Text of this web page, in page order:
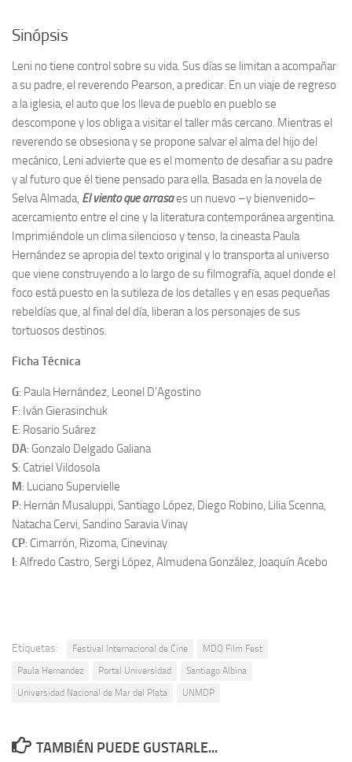
Sinópsis
Leni no tiene control sobre su vida. Sus días se limitan a acompañar
a su padre, el reverendo Pearson, a predicar. En un viaje de regreso
a la iglesia, el auto que los lleva de pueblo en pueblo se
descompone y los obliga a visitar el taller más cercano. Mientras el
reverendo se obsesiona y se propone salvar el alma del hijo del
mecánico, Leni advierte que es el momento de desafiar a su padre
y al futuro que él tiene pensado para ella. Basada en la novela de
Selva Almada, El viento que arrasaes un nuevo –y bienvenido–
acercamiento entre el cine y la literatura contemporánea argentina.
Imprimiéndole un clima silencioso y tenso, la cineasta Paula
Hernández se apropia del texto original y lo transporta al universo
que viene construyendo a lo largo de su filmografía, aquel donde el
foco está puesto en la sutileza de los detalles y en esas pequeñas
rebeldías que, al final del día, liberan a los personajes de sus
tortuosos destinos.
Ficha Técnica
G: Paula Hernández, Leonel D’Agostino
F: Iván Gierasinchuk
E: Rosario Suárez
DA: Gonzalo Delgado Galiana
S: Catriel Vildosola
M: Luciano Supervielle
P: Hernán Musaluppi, Santiago López, Diego Robino, Lilia Scenna,
Natacha Cervi, Sandino Saravia Vinay
CP: Cimarrón, Rizoma, Cinevinay
I: Alfredo Castro, Sergi López, Almudena González, Joaquín Acebo
Etiquetas: Festival Internacional de Cine
MDQ Film Fest
Paula Hernandez
Portal Universidad
Santiago Albina
Universidad Nacional de Mar del Plata
UNMDP
TAMBIÉN PUEDE GUSTARLE...